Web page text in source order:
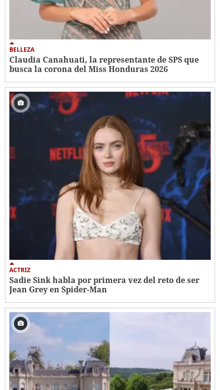
BELLEZA
Claudia Canahuati, la representante de SPS que
busca la corona del Miss Honduras 2026
ACTRIZ
Sadie Sink habla por primera vez del reto de ser
Jean Grey en Spider-Man